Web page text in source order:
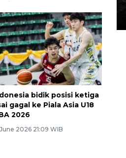
bidik posisi ketiga
gagal ke Piala Asia U18
2026
2026 21:09 WIB
WIB